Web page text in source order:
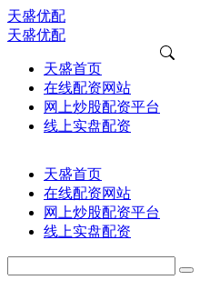
天盛优配
天盛优配
天盛首页
在线配资网站
网上炒股配资平台
线上实盘配资
天盛首页
在线配资网站
网上炒股配资平台
线上实盘配资